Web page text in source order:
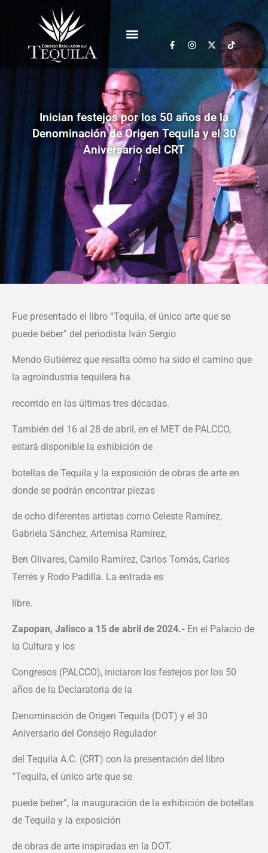
Inician festejos por los 50 años de la
Denominación de Origen Tequila y el 30
Aniversario del CRT
Fue presentado el libro “Tequila, el único arte que se
puede beber” del periodista Iván Sergio
Mendo Gutiérrez que resalta cómo ha sido el camino que
la agroindustria tequilera ha
recorrido en las últimas tres décadas.
También del 16 al 28 de abril, en el MET de PALCCO,
estará disponible la exhibición de
botellas de Tequila y la exposición de obras de arte en
donde se podrán encontrar piezas
de ocho diferentes artistas como Celeste Ramírez,
Gabriela Sánchez, Artemisa Ramírez,
Ben Olivares, Camilo Ramírez, Carlos Tomás, Carlos
Terrés y Rodo Padilla. La entrada es
libre.
Zapopan, Jalisco a 15 de abril de 2024.- En el Palacio de
la Cultura y los
Congresos (PALCCO), iniciaron los festejos por los 50
años de la Declaratoria de la
Denominación de Origen Tequila (DOT) y el 30
Aniversario del Consejo Regulador
del Tequila A.C. (CRT) con la presentación del libro
“Tequila, el único arte que se
puede beber”, la inauguración de la exhibición de botellas
de Tequila y la exposición
de obras de arte inspiradas en la DOT.